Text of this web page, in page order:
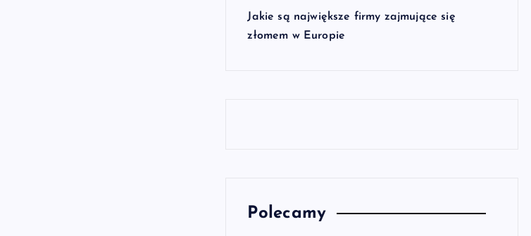
Jakie są największe firmy zajmujące się
złomem w Europie
Polecamy